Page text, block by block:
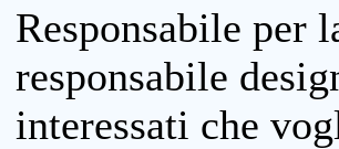
Responsabile per
responsabile
interessati che